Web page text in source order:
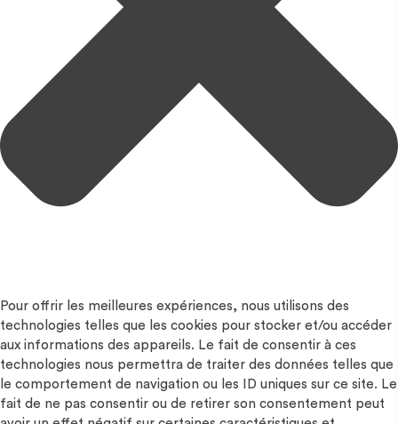
Pour offrir les meilleures expériences, nous utilisons des
technologies telles que les cookies pour stocker et/ou accéder
aux informations des appareils. Le fait de consentir à ces
technologies nous permettra de traiter des données telles que
le comportement de navigation ou les ID uniques sur ce site. Le
fait de ne pas consentir ou de retirer son consentement peut